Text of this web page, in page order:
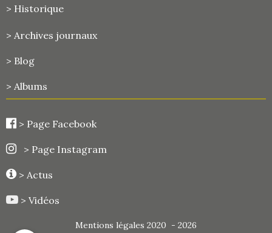
> Historique
> Archives journaux
> Blog
> Albums
> Page Facebook
> Page Instagram
> Actus
> Vidéos
Mentions légales 2020 - 2026